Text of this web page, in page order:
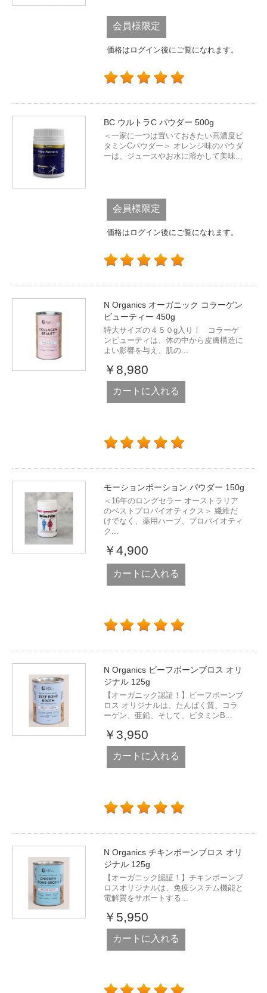
会員様限定
価格はログイン後にご覧になれます。
BC ウルトラC パウダー 500g
＜一家に一つは置いておきたい高濃度ビ
タミンCパウダー＞ オレンジ味のパウダ
ーは、ジュースやお水に溶かして美味...
会員様限定
価格はログイン後にご覧になれます。
N Organics オーガニック コラーゲン
ビューティー 450g
特大サイズの４５０g入り！ コラーゲ
ンビューティは、体の中から皮膚構造に
よい影響を与え、肌の...
￥8,980
カートに入れる
モーションポーション パウダー 150g
＜16年のロングセラー オーストラリア
のベストプロバイオティクス＞ 繊維だ
けでなく、薬用ハーブ、プロバイオティ
ク...
￥4,900
カートに入れる
N Organics ビーフボーンブロス オリ
ジナル 125g
【オーガニック認証！】ビーフボーンブ
ロス オリジナルは、たんぱく質、コラ
ーゲン、亜鉛、そして、ビタミンB...
￥3,950
カートに入れる
N Organics チキンボーンブロス オリ
ジナル 125g
【オーガニック認証！】チキンボーンブ
ロスオリジナルは、免疫システム機能と
電解質をサポートする...
￥5,950
カートに入れる